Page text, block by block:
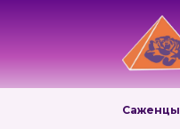
Саженцы